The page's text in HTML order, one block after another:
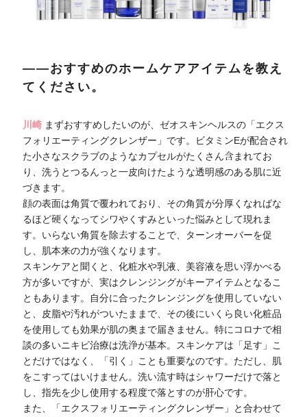
――おすすめのホームケアアイテムを教え
てください。
川崎 まずおすすめしたいのが、ゼオスキンヘルスの「エクス
フォリエーティングクレンザー」です。ビタミンEが配合され
た小さなスクラブのようなカプセルがたくさん含まれてお
り、洗うとつるんっと一皮向けたような透明感のある肌に近
づきます。
顔の表面は角質で覆われており、その角質が分厚くなればな
るほど硬くなってシワやくすみといった悩みとして現れま
す。いらない角質を除去することで、ターンオーバーを促
し、肌本来の力が強くなります。
スキンケアと聞くと、化粧水や乳液、美容液を思い浮かべる
方が多いですが、実はクレンジングがキーアイテムとなるこ
ともあります。自分に合ったクレンジングを使用していない
と、皮脂や汚れがついたままで、その後にいくら良い化粧品
を使用しても効果が肌の奥まで届きません。特にコロナで相
談の多いニキビ治療は洗浄が基本。スキンケアは「足す」こ
とだけではなく、「引く」ことも重要なのです。ただし、肌
をこすってはいけません。洗い流す時はシャワーだけで落と
し、指先を少し使用する程度で落とすのが肝心です。
また、「エクスフォリエーティングクレンザー」と合わせて